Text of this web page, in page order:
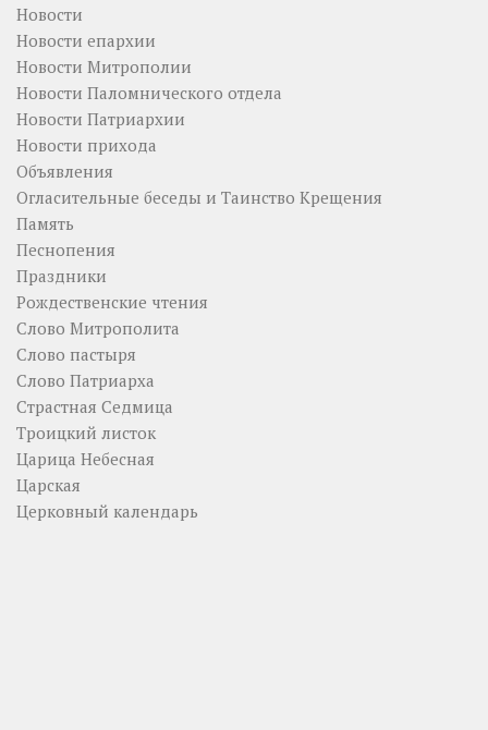
Новости
Новости епархии
Новости Митрополии
Новости Паломнического отдела
Новости Патриархии
Новости прихода
Объявления
Огласительные беседы и Таинство Крещения
Память
Песнопения
Праздники
Рождественские чтения
Слово Митрополита
Слово пастыря
Слово Патриарха
Страстная Седмица
Троицкий листок
Царица Небесная
Царская
Церковный календарь